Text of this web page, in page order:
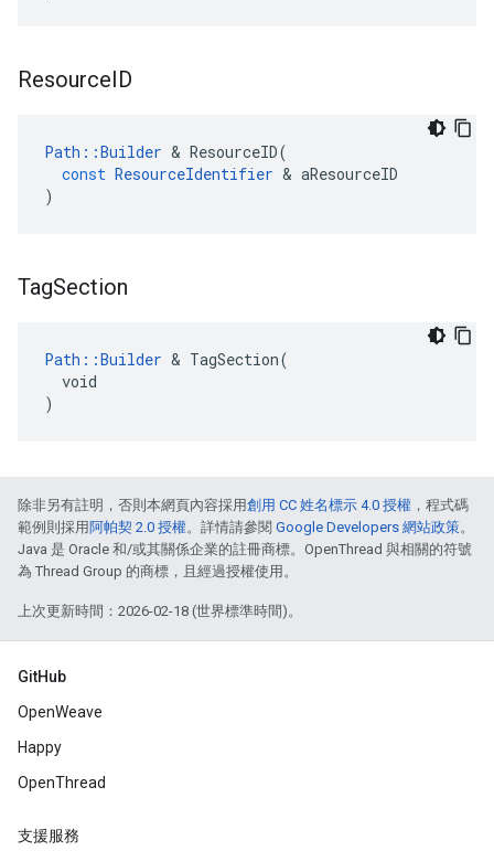
ResourceID
Path ::Builder & ResourceID(
const ResourceIdentifier & aResourceID
)
TagSection
Path::Builder & TagSection(
  void
)
除非另有註明，否則本網頁內容採用創用 CC 姓名標示 4.0 授權 ，程式碼
範例則採用 阿帕契 2.0 授權。詳情請參閱 Google Developers 網站政策。
Java 是 Oracle 和/或其關係企業的註冊商標。OpenThread 與相關的符號
為 Thread Group 的商標，且經過授權使用。
上次更新時間：2026-02-18 (世界標準時間)。
GitHub
OpenWeave
Happy
OpenThread
支援服務